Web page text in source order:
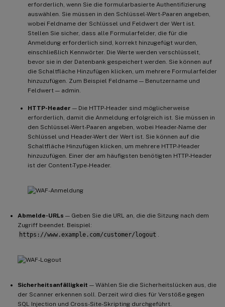
erforderlich, wenn Sie die formularbasierte Authentifizierung
auswählen. Sie müssen in den Schlüssel-Wert-Paaren angeben,
wobei Feldname der Schlüssel und Feldwert der Wert ist.
Stellen Sie sicher, dass alle Formularfelder, die für die
Anmeldung erforderlich sind, korrekt hinzugefügt wurden,
einschließlich Kennwörter. Die Werte werden verschlüsselt,
bevor sie in der Datenbank gespeichert werden. Sie können auf
die Schaltfläche Hinzufügen klicken, um mehrere Formularfelder
hinzuzufügen. Zum Beispiel Feldname — Benutzername und
Feldwert — admin.
HTTP-Header — Die HTTP-Header sind möglicherweise
erforderlich, damit die Anmeldung erfolgreich ist. Sie müssen in
den Schlüssel-Wert-Paaren angeben, wobei Header-Name der
Schlüssel und Header-Wert der Wert ist. Sie können auf die
Schaltfläche Hinzufügen klicken, um mehrere HTTP-Header
hinzuzufügen. Einer der am häufigsten benötigten HTTP-Header
ist der Content-Type-Header.
Abmelde-URLs — Geben Sie die URL an, die die Sitzung nach dem
Zugriff beendet. Beispiel:
https://www.example.com/customer/logout
Sicherheitsanfälligkeit — Wählen Sie die Sicherheitslücken aus, die
der Scanner erkennen soll. Derzeit wird dies für Verstöße gegen
SQL Injection und Cross-Site-Skripting durchgeführt.